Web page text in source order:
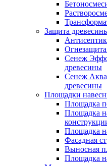
Защита
Сенеж Эффо
древесины
Сенеж
древесины
Площадки
Площадка
Площадка
Площадка
Фасадная
Выносная
Площадка